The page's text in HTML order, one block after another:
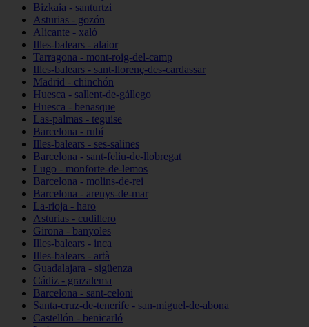
Bizkaia - santurtzi
Asturias - gozón
Alicante - xaló
Illes-balears - alaior
Tarragona - mont-roig-del-camp
Illes-balears - sant-llorenç-des-cardassar
Madrid - chinchón
Huesca - sallent-de-gállego
Huesca - benasque
Las-palmas - teguise
Barcelona - rubí
Illes-balears - ses-salines
Barcelona - sant-feliu-de-llobregat
Lugo - monforte-de-lemos
Barcelona - molins-de-rei
Barcelona - arenys-de-mar
La-rioja - haro
Asturias - cudillero
Girona - banyoles
Illes-balears - inca
Illes-balears - artà
Guadalajara - sigüenza
Cádiz - grazalema
Barcelona - sant-celoni
Santa-cruz-de-tenerife - san-miguel-de-abona
Castellón - benicarló